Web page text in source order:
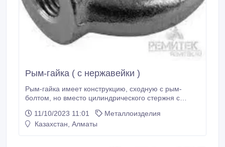
Рым-гайка ( с нержавейки )
Рым-гайка имеет конструкцию, сходную с рым-
болтом, но вместо цилиндрического стержня с
сквозное цилиндрическое отверстие с резьбой для
навёртывания изделия на закладной болт..
11/10/2023 11:01
Металлоизделия
Казахстан, Алматы